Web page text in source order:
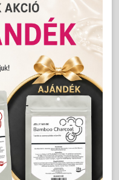
08-28
jelöl
Kosárba